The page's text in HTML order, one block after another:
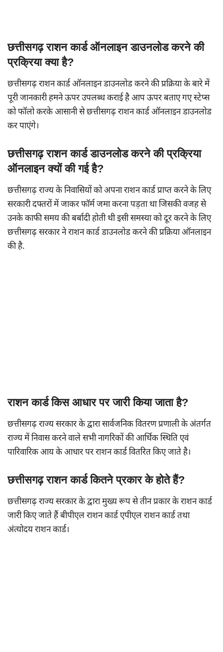
छत्तीसगढ़ राशन कार्ड ऑनलाइन डाउनलोड करने की
प्रक्रिया क्या है?
छत्तीसगढ़ राशन कार्ड ऑनलाइन डाउनलोड करने की प्रक्रिया के बारे में
पूरी जानकारी हमने ऊपर उपलब्ध कराई है आप ऊपर बताए गए स्टेप्स
को फॉलो करके आसानी से छत्तीसगढ़ राशन कार्ड ऑनलाइन डाउनलोड
कर पाएंगे।
छत्तीसगढ़ राशन कार्ड डाउनलोड करने की प्रक्रिया
ऑनलाइन क्यों की गई है?
छत्तीसगढ़ राज्य के निवासियों को अपना राशन कार्ड प्राप्त करने के लिए
सरकारी दफ्तरों में जाकर फॉर्म जमा करना पड़ता था जिसकी वजह से
उनके काफी समय की बर्बादी होती थी इसी समस्या को दूर करने के लिए
छत्तीसगढ़ सरकार ने राशन कार्ड डाउनलोड करने की प्रक्रिया ऑनलाइन
की है.
राशन कार्ड किस आधार पर जारी किया जाता है?
छत्तीसगढ़ राज्य सरकार के द्वारा सार्वजनिक वितरण प्रणाली के अंतर्गत
राज्य में निवास करने वाले सभी नागरिकों की आर्थिक स्थिति एवं
पारिवारिक आय के आधार पर राशन कार्ड वितरित किए जाते है।
छत्तीसगढ़ राशन कार्ड कितने प्रकार के होते हैं?
छत्तीसगढ़ राज्य सरकार के द्वारा मुख्य रूप से तीन प्रकार के राशन कार्ड
जारी किए जाते हैं बीपीएल राशन कार्ड एपीएल राशन कार्ड तथा
अंत्योदय राशन कार्ड।